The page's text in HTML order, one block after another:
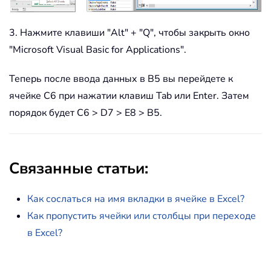
3. Нажмите клавиши "Alt" + "Q", чтобы закрыть окно
"Microsoft Visual Basic for Applications".
Теперь после ввода данных в B5 вы перейдете к
ячейке C6 при нажатии клавиш Tab или Enter. Затем
порядок будет C6 > D7 > E8 > B5.
Связанные статьи:
Как сослаться на имя вкладки в ячейке в Excel?
Как пропустить ячейки или столбцы при переходе
в Excel?